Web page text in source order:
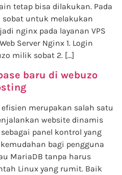
tetap bisa dilakukan. Pada
untuk melakukan
nginx pada layanan VPS
Server Nginx 1. Login
milik sobat 2. […]
baru di webuzo
merupakan salah satu
website dinamis
sebagai panel kontrol yang
bagi pengguna
MariaDB tanpa harus
Linux yang rumit. Baik